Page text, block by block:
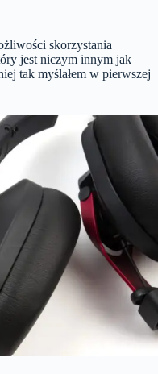
skorzystania
jest niczym innym jak
tak myślałem w pierwszej